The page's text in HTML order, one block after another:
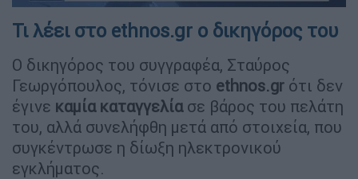
Τι λέει στο ethnos.gr ο δικηγόρος του
Ο δικηγόρος του συγγραφέα, Σταύρος
Γεωργόπουλος, τόνισε στο ethnos.gr ότι δεν
έγινε καμία καταγγελίασε βάρος του πελάτη
του, αλλά συνελήφθη μετά από στοιχεία, που
συγκέντρωσε η δίωξη ηλεκτρονικού
εγκλήματος.